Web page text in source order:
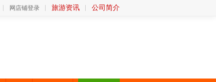
网店铺登录 旅游资讯 公司简介